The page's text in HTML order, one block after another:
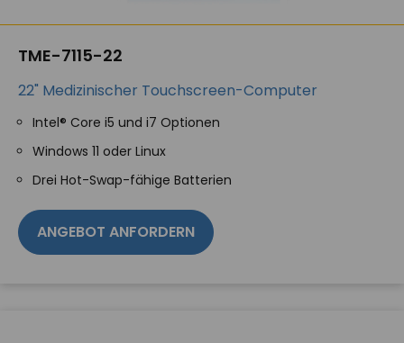
TME-7115-22
22" Medizinischer Touchscreen-Computer
Intel® Core i5 und i7 Optionen
Windows 11 oder Linux
Drei Hot-Swap-fähige Batterien
ANGEBOT ANFORDERN